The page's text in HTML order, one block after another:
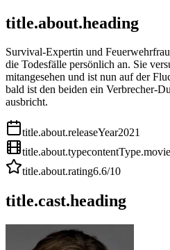
title.about.heading
Survival-Expertin und
die Todesfälle persönlich an. Sie
mitangesehen und ist nun auf der
bald ist den beiden ein Verbrecher-
ausbricht.
title.about.releaseYear2021
title.about.typecontentType.movie
title.about.rating6.6/10
title.cast.heading